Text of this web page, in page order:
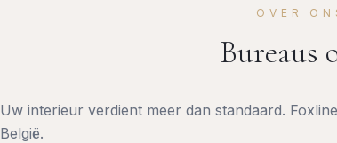
OVER
Bureaus
Uw interieur verdient meer dan standaard.
België.